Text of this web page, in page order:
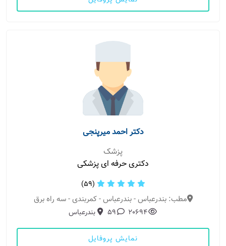
دکتر احمد میرپنجی
پزشک
دکتری حرفه ای پزشکی
(59)
مطب: بندرعباس - بندرعباس - کمربندی - سه راه برق
20694
59 بندرعباس
نمایش پروفایل